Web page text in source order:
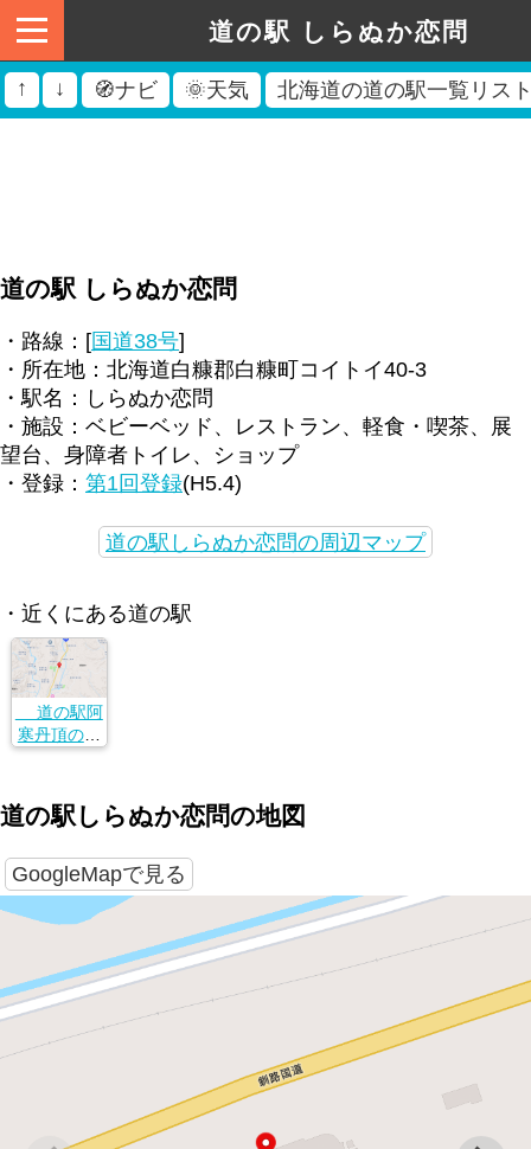
道の駅 しらぬか恋問
↑ ↓ 🧭ナビ 🌞天気 北海道の道の駅一覧リス
道の駅 しらぬか恋問
・路線：[国道38号]
・所在地：北海道白糠郡白糠町コイトイ40-3
・駅名：しらぬか恋問
・施設：ベビーベッド、レストラン、軽食・喫茶、展
望台、身障者トイレ、ショップ
・登録： 第1回登録(H5.4)
道の駅しらぬか恋問の周辺マップ
・近くにある道の駅
道の駅阿
寒丹頂の里
イトイ40-3
道の駅しらぬか恋問の地図
GoogleMapで見る